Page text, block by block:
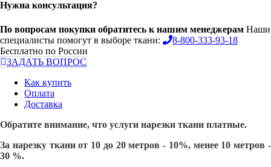
Нужна консультация?
По вопросам покупки обратитесь к нашим менеджерам Наши
специалисты помогут в выборе ткани:
8-800-333-93-18
Бесплатно по России
ЗАДАТЬ ВОПРОС
Как купить
Оплата
Доставка
Обратите внимание, что услуги нарезки ткани платные.
За нарезку ткани от 10 до 20 метров - 10%, менее 10 метров -
30 %.